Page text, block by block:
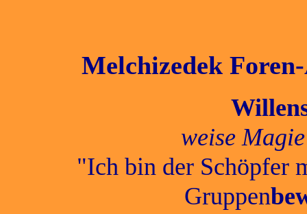
Melchizedek
weise
"Ich bin der Schöpfer
Gruppen